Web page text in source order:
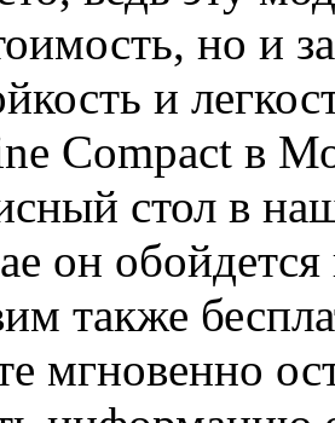
но и
и
Compact в
стол в
он
также
мгновенно